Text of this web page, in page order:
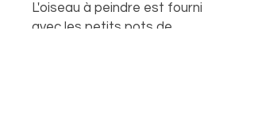
L'oiseau à peindre est fourni
avec les petits pots de